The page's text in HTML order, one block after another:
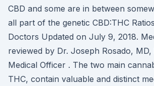
CBD and some are in between
all part of the genetic CBD:THC
Doctors Updated on July 9, 2018.
reviewed by Dr. Joseph Rosado,
Medical Officer . The two main
THC, contain valuable and distinct